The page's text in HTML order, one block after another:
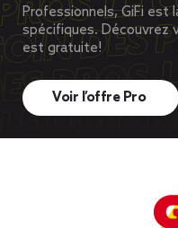
Professionnels, GiFi est
spécifiques. Découvrez
est gratuite!
Voir l’offre Pro